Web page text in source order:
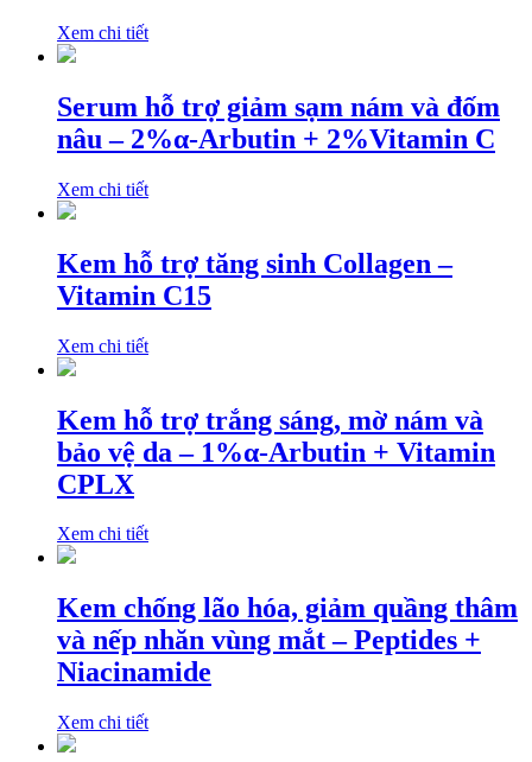
Xem chi tiết
Serum hỗ trợ giảm sạm nám và đốm
nâu – 2%α-Arbutin + 2%Vitamin C
Xem chi tiết
Kem hỗ trợ tăng sinh Collagen –
Vitamin C15
Xem chi tiết
Kem hỗ trợ trắng sáng, mờ nám và
bảo vệ da – 1%α-Arbutin + Vitamin
CPLX
Xem chi tiết
Kem chống lão hóa, giảm quầng thâm
và nếp nhăn vùng mắt – Peptides +
Niacinamide
Xem chi tiết